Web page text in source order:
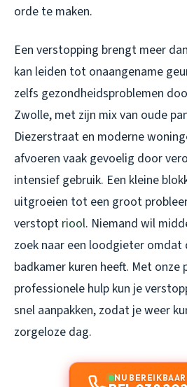
orde te maken.
Een verstopping brengt meer
kan leiden tot onaangename
zelfs gezondheidsproblemen
Zwolle, met zijn mix van oude
Diezerstraat en moderne
afvoeren vaak gevoelig door
intensief gebruik. Een kleine
uitgroeien tot een groot
verstopt riool. Niemand wil
zoek naar een loodgieter omdat
badkamer kuren heeft. Met onze
professionele hulp kun je
snel aanpakken, zodat je weer
zorgeloze dag.
NU BEREIKBAAR